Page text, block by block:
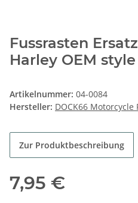
Fussrasten
Harley OEM
Artikelnummer: 04-0084
Hersteller: DOCK66 Motorcycle
Zur Produktbeschreibung
7,95 €